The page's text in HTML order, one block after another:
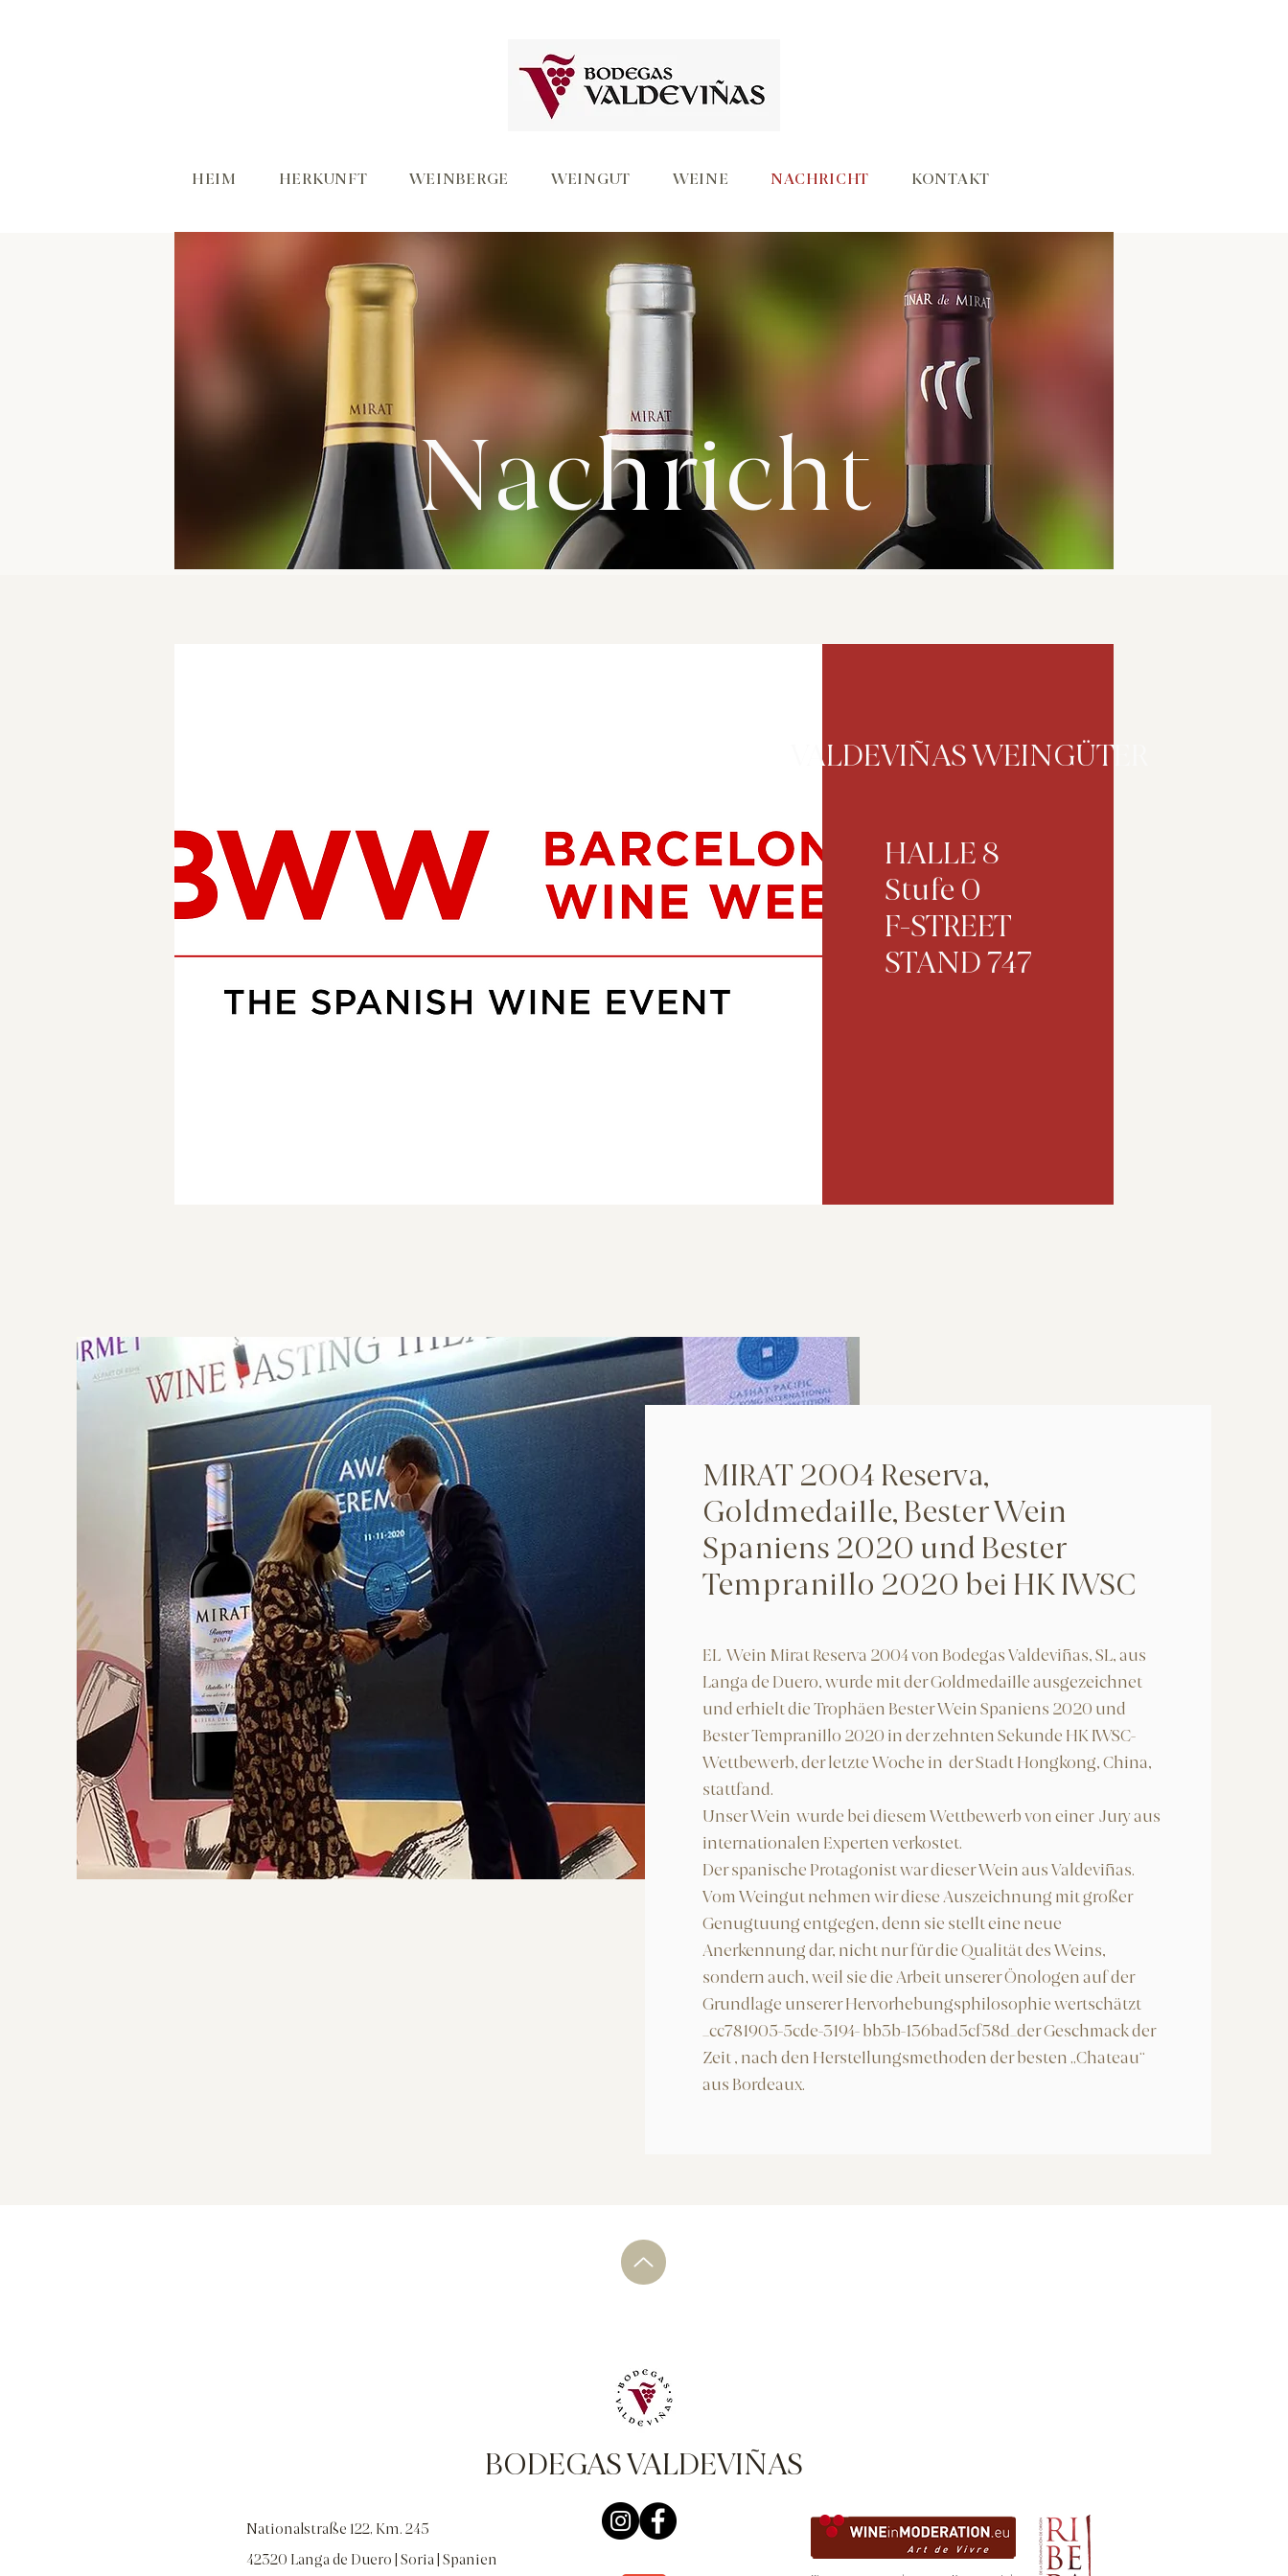
HEIM HERKUNFT WEINBERGE WEINGUT WEINE NACHRICHT KONTAKT
Nachricht
VALDEVIÑAS WEINGÜTER
HALLE 8
Stufe 0
F-STREET
STAND 747
MIRAT 2004 Reserva,
Goldmedaille, Bester Wein
Spaniens 2020 und Bester
Tempranillo 2020 bei HK IWSC
EL Wein Mirat Reserva 2004 von Bodegas Valdeviñas, SL, aus
Langa de Duero, wurde mit der Goldmedaille ausgezeichnet
und erhielt die Trophäen Bester Wein Spaniens 2020 und
Bester Tempranillo 2020 in der zehnten Sekunde HK IWSC-
Wettbewerb, der letzte Woche in der Stadt Hongkong, China,
stattfand.
Unser Wein wurde bei diesem Wettbewerb von einer Jury aus
internationalen Experten verkostet.
Der spanische Protagonist war dieser Wein aus Valdeviñas.
Vom Weingut nehmen wir diese Auszeichnung mit großer
Genugtuung entgegen, denn sie stellt eine neue
Anerkennung dar, nicht nur für die Qualität des Weins,
sondern auch, weil sie die Arbeit unserer Önologen auf der
Grundlage unserer Hervorhebungsphilosophie wertschätzt
_cc781905-5cde-3194- bb3b-136bad5cf58d_der Geschmack der
Zeit , nach den Herstellungsmethoden der besten „Chateau“
aus Bordeaux.
BODEGAS VALDEVIÑAS
Nationalstraße 122, Km. 245
42320 Langa de Duero | Soria | Spanien